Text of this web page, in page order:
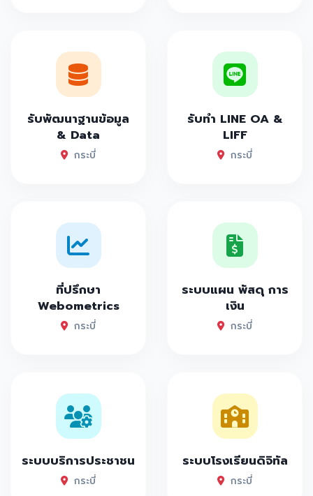
รับพัฒนาฐานข้อมูล
& Data
กระบี่
รับทำ LINE OA &
LIFF
กระบี่
ที่ปรึกษา
Webometrics
กระบี่
ระบบแผน พัสดุ การ
เงิน
กระบี่
ระบบบริการประชาชน
กระบี่
ระบบโรงเรียนดิจิทัล
กระบี่